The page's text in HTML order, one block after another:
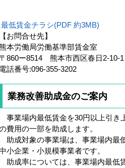
最低賃金チラシ(PDF 約3MB)
【お問合せ先】
本労働局労働基準部賃金室
〒860ー8514 熊本市西区春日2-10-
電話番号:096-355-3202
業務改善助成金のご案内
事業場内最低賃金を30円以上引き
費用の一部を助成します。
助成対象の事業場は、事業場内最
小企業・小規模事業者です。
助成率については、事業場内最低